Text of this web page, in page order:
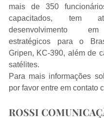
mais de 350
capacitados, tem
desenvolvimento
estratégicos para o
Gripen, KC-390, além de
satélites.
Para mais informações
por favor entre em contato
ROSSI